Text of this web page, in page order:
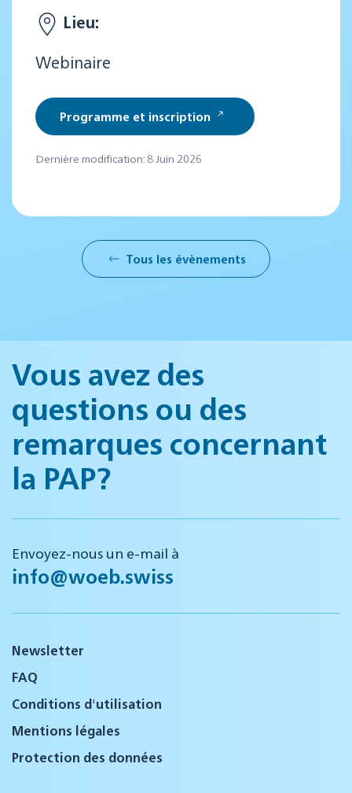
Lieu:
Webinaire
Programme et inscription
Dernière modification: 8 Juin 2026
Tous les évènements
Vous avez des
questions ou des
remarques concernant
la PAP?
Envoyez-nous un e-mail à
info@woeb.swiss
Newsletter
FAQ
Conditions d'utilisation
Mentions légales
Protection des données